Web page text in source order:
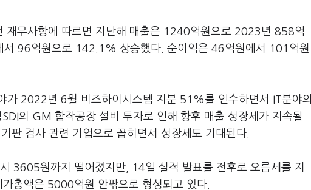
재무사항에 따르면 지난해 매출은 1240억원으로 2023년 858억
96억원으로 142.1% 상승했다. 순이익은 46억원에서 101억원
가 2022년 6월 비즈하이시스템 지분 51%를 인수하면서 IT분야의
의 GM 합작공장 설비 투자로 인해 향후 매출 성장세가 지속될
판 검사 관련 기업으로 꼽히면서 성장세도 기대된다.
3605원까지 떨어졌지만, 14일 실적 발표를 전후로 오름세를 지
총액은 5000억원 안팎으로 형성되고 있다.